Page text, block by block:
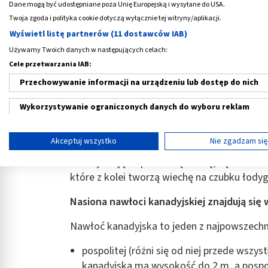
Co to jest nawłoć kanadyjska?
Nawłoć kanadyjskato wieloletnia roślina
sztywną i wzniesioną prosto ku górze
(przeważnie ok. 1,5 m).
Łodyga jest „naga” lub pokryta malutkimi
kształt, zaostrzony po obu stronach. Im
struktura jest gładka, a od spodu omszona.
Kwiaty mają ciepło-żółtą barwę, są
które z kolei tworzą wiechę na czubku
Nasiona nawłoci kanadyjskiej znajdują się
Nawłoć kanadyjska to jeden z
pospolitej (różni się od niej przede
Dane mogą być udostępniane poza Unię Europejską i wysyłane do USA.
Twoja zgoda i polityka cookie dotyczą wyłącznie tej witryny/aplikacji.
Wyświetl listę partnerów (11 dostawców IAB)
Używamy Twoich danych w następujących celach:
Cele przetwarzania IAB:
Przechowywanie informacji na urządzeniu lub dostęp do nich
Wykorzystywanie ograniczonych danych do wyboru reklam
Tworzenie profili w celu spersonalizowanych reklam
Tworzenie profili w celu personalizacji treści
Wykorzystywanie profili w celu doboru spersonalizowanych
Pomiar efektywności reklam
Pomiar efektywności treści
Akceptuj wszystko Nie zgadzam się